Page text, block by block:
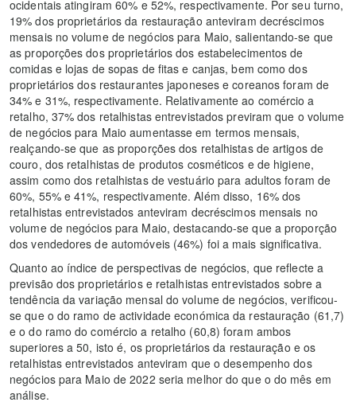
ocidentais atingiram 60% e 52%, respectivamente. Por seu turno,
19% dos proprietários da restauração anteviram decréscimos
mensais no volume de negócios para Maio, salientando-se que
as proporções dos proprietários dos estabelecimentos de
comidas e lojas de sopas de fitas e canjas, bem como dos
proprietários dos restaurantes japoneses e coreanos foram de
34% e 31%, respectivamente. Relativamente ao comércio a
retalho, 37% dos retalhistas entrevistados previram que o volume
de negócios para Maio aumentasse em termos mensais,
realçando-se que as proporções dos retalhistas de artigos de
couro, dos retalhistas de produtos cosméticos e de higiene,
assim como dos retalhistas de vestuário para adultos foram de
60%, 55% e 41%, respectivamente. Além disso, 16% dos
retalhistas entrevistados anteviram decréscimos mensais no
volume de negócios para Maio, destacando-se que a proporção
dos vendedores de automóveis (46%) foi a mais significativa.
Quanto ao índice de perspectivas de negócios, que reflecte a
previsão dos proprietários e retalhistas entrevistados sobre a
tendência da variação mensal do volume de negócios, verificou-
se que o do ramo de actividade económica da restauração (61,7)
e o do ramo do comércio a retalho (60,8) foram ambos
superiores a 50, isto é, os proprietários da restauração e os
retalhistas entrevistados anteviram que o desempenho dos
negócios para Maio de 2022 seria melhor do que o do mês em
análise.